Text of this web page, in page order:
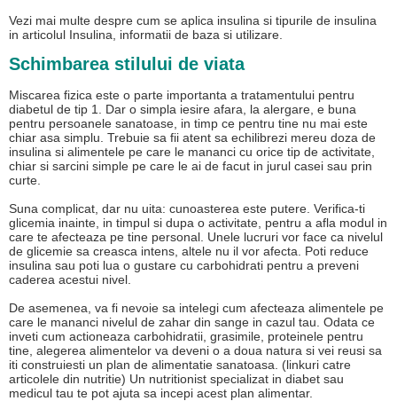
Vezi mai multe despre cum se aplica insulina si tipurile de insulina
in articolul Insulina, informatii de baza si utilizare.
Schimbarea stilului de viata
Miscarea fizica este o parte importanta a tratamentului pentru
diabetul de tip 1. Dar o simpla iesire afara, la alergare, e buna
pentru persoanele sanatoase, in timp ce pentru tine nu mai este
chiar asa simplu. Trebuie sa fii atent sa echilibrezi mereu doza de
insulina si alimentele pe care le mananci cu orice tip de activitate,
chiar si sarcini simple pe care le ai de facut in jurul casei sau prin
curte.
Suna complicat, dar nu uita: cunoasterea este putere. Verifica-ti
glicemia inainte, in timpul si dupa o activitate, pentru a afla modul in
care te afecteaza pe tine personal. Unele lucruri vor face ca nivelul
de glicemie sa creasca intens, altele nu il vor afecta. Poti reduce
insulina sau poti lua o gustare cu carbohidrati pentru a preveni
caderea acestui nivel.
De asemenea, va fi nevoie sa intelegi cum afecteaza alimentele pe
care le mananci nivelul de zahar din sange in cazul tau. Odata ce
inveti cum actioneaza carbohidratii, grasimile, proteinele pentru
tine, alegerea alimentelor va deveni o a doua natura si vei reusi sa
iti construiesti un plan de alimentatie sanatoasa. (linkuri catre
articolele din nutritie) Un nutritionist specializat in diabet sau
medicul tau te pot ajuta sa incepi acest plan alimentar.